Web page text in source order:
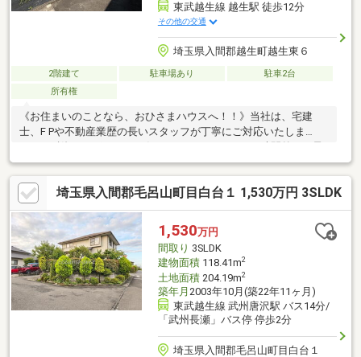
東武越生線 越生駅 徒歩12分
その他の交通
埼玉県入間郡越生町越生東６
2階建て 駐車場あり
駐車2台
所有権
《お住まいのことなら、おひさまハウスへ！！》当社は、宅建
士、F Pや不動産業歴の長いスタッフが丁寧にご対応いたしま
約頂ければご見学・ご案内可能です！！資料請求は、オレンジバ
ナーよりお問い合わせください。見学予約は【0493-35-3025】ま
でお気軽にお電話ください！！（※スマートフォンの方は青いバ
ナーから、お問い合わせ頂けます。）
埼玉県入間郡毛呂山町目白台１ 1,530万円 3SLDK
1,530万円
間取り 3SLDK
建物面積118.41m2
土地面積204.19m2
築年月 2003年10月(築22年11ヶ月)
東武越生線 武州唐沢駅 バス14分/
「武州長瀬」バス停 停歩2分
埼玉県入間郡毛呂山町目白台１